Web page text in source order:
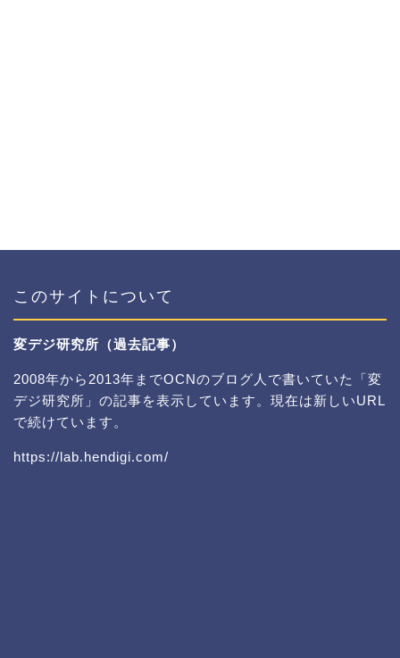
このサイトについて
変デジ研究所（過去記事）
2008年から2013年までOCNのブログ人で書いていた「変
デジ研究所」の記事を表示しています。現在は新しいURL
で続けています。
https://lab.hendigi.com/